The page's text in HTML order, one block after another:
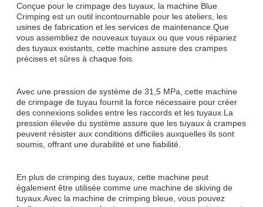
Conçue pour le crimpage des tuyaux, la machine Blue
Crimping est un outil incontournable pour les ateliers, les
usines de fabrication et les services de maintenance.Que
vous assembliez de nouveaux tuyaux ou que vous répariez
des tuyaux existants, cette machine assure des crampes
précises et sûres à chaque fois.
Avec une pression de système de 31,5 MPa, cette machine
de crimpage de tuyau fournit la force nécessaire pour créer
des connexions solides entre les raccords et les tuyaux.La
pression élevée du système assure que les tuyaux à crampes
peuvent résister aux conditions difficiles auxquelles ils sont
soumis, offrant une durabilité et une fiabilité.
En plus de crimping des tuyaux, cette machine peut
également être utilisée comme une machine de skiving de
tuyaux.Avec la machine de crimping bleue, vous pouvez